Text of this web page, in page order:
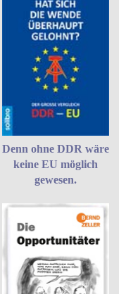
Denn ohne DDR wäre
keine EU möglich
gewesen.